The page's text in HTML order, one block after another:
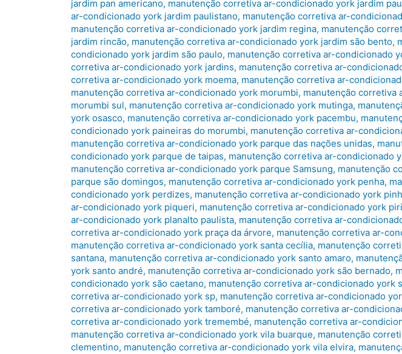
jardim pan americano, manutenção corretiva ar-condicionado york jardim
ar-condicionado york jardim paulistano, manutenção corretiva ar-
manutenção corretiva ar-condicionado york jardim regina, manutenção
jardim rincão, manutenção corretiva ar-condicionado york jardim são bento,
condicionado york jardim são paulo, manutenção corretiva ar-condicionado
corretiva ar-condicionado york jardins, manutenção corretiva ar-
corretiva ar-condicionado york moema, manutenção corretiva ar-
manutenção corretiva ar-condicionado york morumbi, manutenção corretiva
morumbi sul, manutenção corretiva ar-condicionado york mutinga,
york osasco, manutenção corretiva ar-condicionado york pacembu,
condicionado york paineiras do morumbi, manutenção corretiva ar-
manutenção corretiva ar-condicionado york parque das nações unidas,
condicionado york parque de taipas, manutenção corretiva ar-condicionado
manutenção corretiva ar-condicionado york parque Samsung, manutenção
parque são domingos, manutenção corretiva ar-condicionado york penha,
condicionado york perdizes, manutenção corretiva ar-condicionado york
ar-condicionado york piqueri, manutenção corretiva ar-condicionado york
ar-condicionado york planalto paulista, manutenção corretiva ar-
corretiva ar-condicionado york praça da árvore, manutenção corretiva ar-
manutenção corretiva ar-condicionado york santa cecília, manutenção
santana, manutenção corretiva ar-condicionado york santo amaro,
york santo andré, manutenção corretiva ar-condicionado york são bernado,
condicionado york são caetano, manutenção corretiva ar-condicionado york
corretiva ar-condicionado york sp, manutenção corretiva ar-condicionado
corretiva ar-condicionado york tamboré, manutenção corretiva ar-
corretiva ar-condicionado york tremembé, manutenção corretiva ar-
manutenção corretiva ar-condicionado york vila buarque, manutenção
clementino, manutenção corretiva ar-condicionado york vila elvira,